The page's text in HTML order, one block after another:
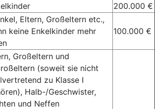
200.000 €
Eltern, Großeltern etc.,
keine Enkelkinder mehr
100.000 €
Großeltern und
(soweit sie nicht
zu Klasse I
Halb-/Geschwister,
und Neffen